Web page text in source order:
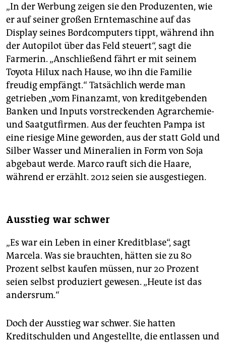
„In der Werbung zeigen sie den Produzenten, wie
er auf seiner großen Erntemaschine auf das
Display seines Bordcomputers tippt, während ihn
der Autopilot über das Feld steuert“, sagt die
Farmerin. „Anschließend fährt er mit seinem
Toyota Hilux nach Hause, wo ihn die Familie
freudig empfängt.“ Tatsächlich werde man
getrieben „vom Finanzamt, von kreditgebenden
Banken und Inputs vorstreckenden Agrarchemie-
und Saatgutfirmen. Aus der feuchten Pampa ist
eine riesige Mine geworden, aus der statt Gold und
Silber Wasser und Mineralien in Form von Soja
abgebaut werde. Marco rauft sich die Haare,
während er erzählt. 2012 seien sie ausgestiegen.
Ausstieg war schwer
„Es war ein Leben in einer Kreditblase“, sagt
Marcela. Was sie brauchten, hätten sie zu 80
Prozent selbst kaufen müssen, nur 20 Prozent
seien selbst produziert gewesen. „Heute ist das
andersrum.“
Doch der Ausstieg war schwer. Sie hatten
Kreditschulden und Angestellte, die entlassen und